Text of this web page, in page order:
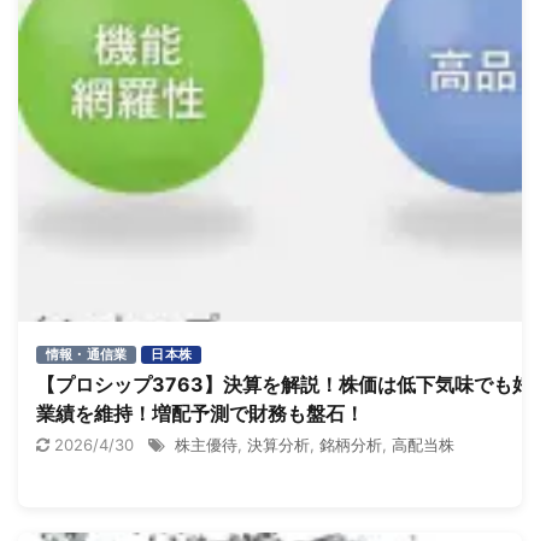
情報・通信業 日本株
【プロシップ3763】決算を解説！株価は低下気味でも好
業績を維持！増配予測で財務も盤石！
2026/4/30 株主優待 決算分析 銘柄分析 高配当株